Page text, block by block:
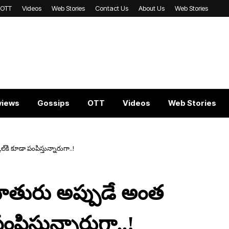
OTT Videos Web Stories Contact Us About Us Web Stories
Gossips OTT Videos Web Stories
కూడా పంపిస్తున్నారుగా..!
అప్పుడే అంత